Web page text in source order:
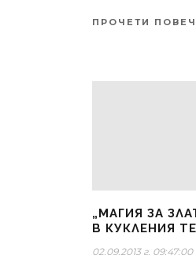
ПРОЧЕТИ
„МАГИЯ ЗА
В КУКЛЕНИЯ
02.09.2013 г. 09:47:00